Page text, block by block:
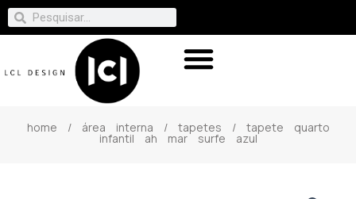
home / área interna / tapetes / tapete quarto
infantil ah mar surfe azul